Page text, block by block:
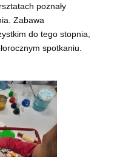
poznały
Zabawa
do tego stopnia,
spotkaniu.